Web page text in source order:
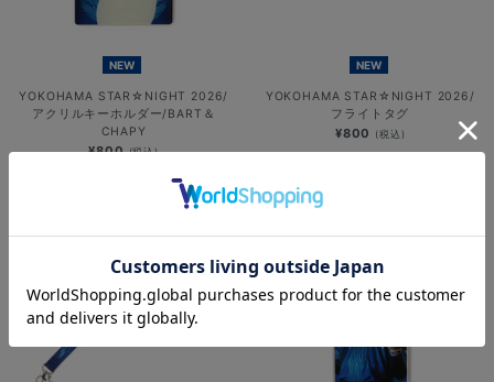
NEW
YOKOHAMA STAR☆NIGHT 2026/
アクリルキーホルダー/BART＆
CHAPY
¥800(税込)
NEW
YOKOHAMA STAR☆NIGHT 2026/
フライトタグ
¥800 (税込)